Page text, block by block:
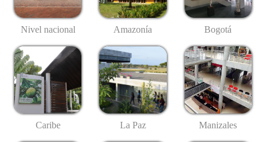
Nivel nacional Amazonía Bogotá
Caribe La Paz Manizales